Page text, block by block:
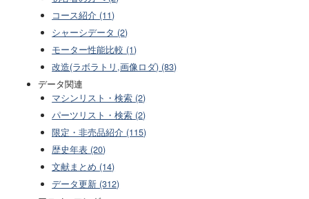
コース紹介 (11)
シャーシデータ (2)
モーター性能比較 (1)
改造(ラボラトリ,画像ロダ) (83)
データ関連
マシンリスト・検索 (2)
パーツリスト・検索 (2)
限定・非売品紹介 (115)
歴史年表 (20)
文献まとめ (14)
データ更新 (312)